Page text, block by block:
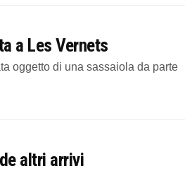
a Les Vernets
oggetto di una sassaiola da parte
altri arrivi